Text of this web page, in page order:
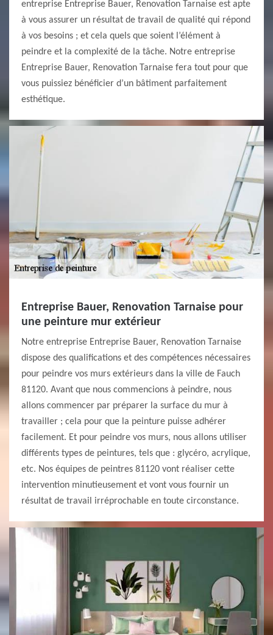
entreprise Entreprise Bauer, Renovation Tarnaise est apte
à vous assurer un résultat de travail de qualité qui répond
à vos besoins ; et cela quels que soient l’élément à
peindre et la complexité de la tâche. Notre entreprise
Entreprise Bauer, Renovation Tarnaise fera tout pour que
vous puissiez bénéficier d’un bâtiment parfaitement
esthétique.
Entreprise Bauer, Renovation Tarnaise pour
une peinture mur extérieur
Notre entreprise Entreprise Bauer, Renovation Tarnaise
dispose des qualifications et des compétences nécessaires
pour peindre vos murs extérieurs dans la ville de Fauch
81120. Avant que nous commencions à peindre, nous
allons commencer par préparer la surface du mur à
travailler ; cela pour que la peinture puisse adhérer
facilement. Et pour peindre vos murs, nous allons utiliser
différents types de peintures, tels que : glycéro, acrylique,
etc. Nos équipes de peintres 81120 vont réaliser cette
intervention minutieusement et vont vous fournir un
résultat de travail irréprochable en toute circonstance.